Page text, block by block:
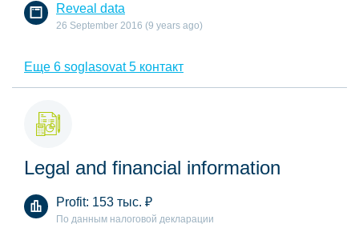
Reveal data
26 September 2016 (9 years ago)
Еще 6 soglasovat 5 контакт
Legal and financial information
Profit: 153 тыс. ₽
По данным налоговой декларации